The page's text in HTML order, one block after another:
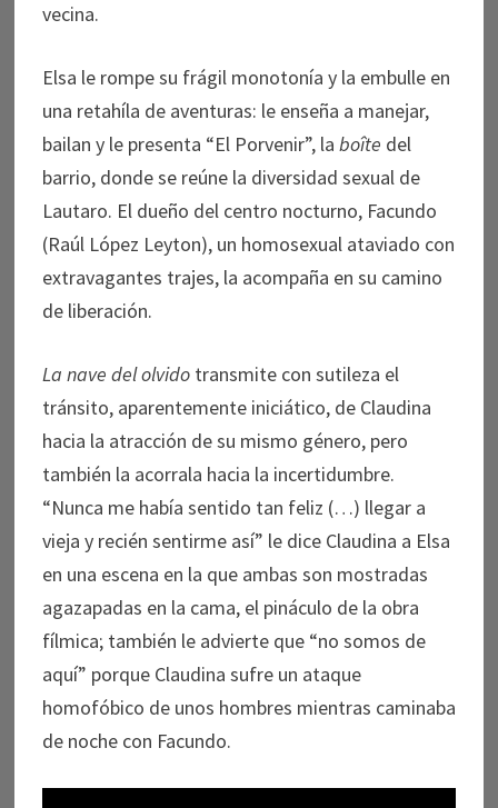
vecina.
Elsa le rompe su frágil monotonía y la embulle en
una retahíla de aventuras: le enseña a manejar,
bailan y le presenta “El Porvenir”, la boîte del
barrio, donde se reúne la diversidad sexual de
Lautaro. El dueño del centro nocturno, Facundo
(Raúl López Leyton), un homosexual ataviado con
extravagantes trajes, la acompaña en su camino
de liberación.
La nave del olvidotransmite con sutileza el
tránsito, aparentemente iniciático, de Claudina
hacia la atracción de su mismo género, pero
también la acorrala hacia la incertidumbre.
“Nunca me había sentido tan feliz (…) llegar a
vieja y recién sentirme así” le dice Claudina a Elsa
en una escena en la que ambas son mostradas
agazapadas en la cama, el pináculo de la obra
fílmica; también le advierte que “no somos de
aquí” porque Claudina sufre un ataque
homofóbico de unos hombres mientras caminaba
de noche con Facundo.